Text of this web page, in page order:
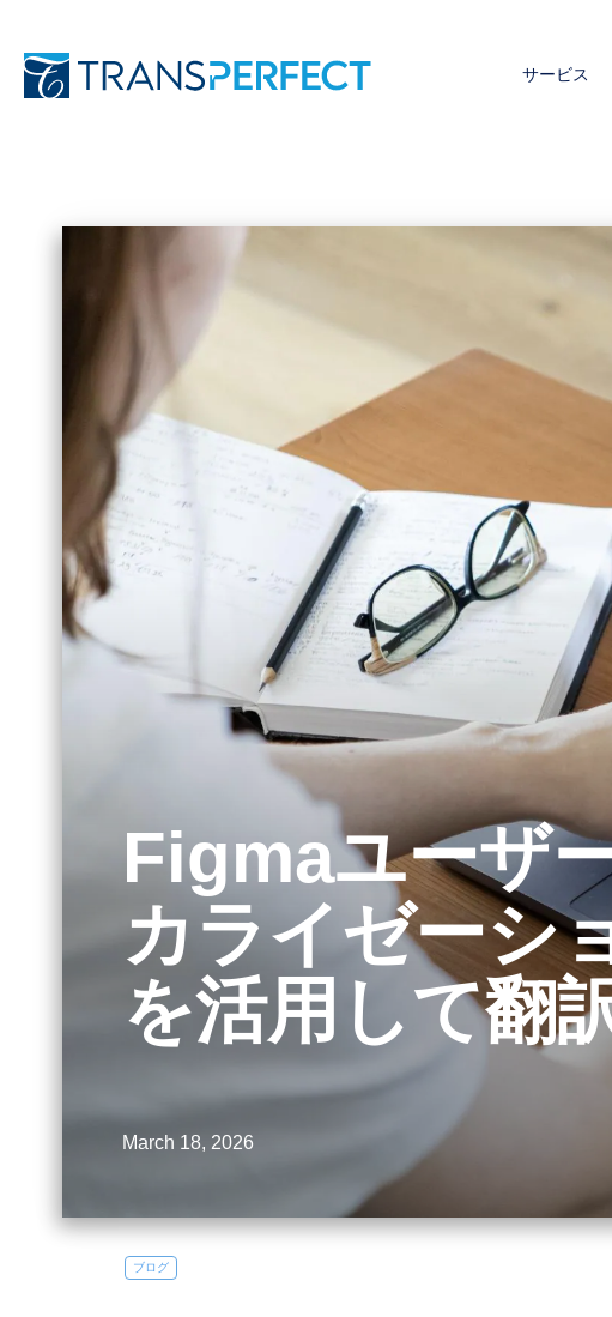
サービス
Figmaユーザ
カライゼーシ
を活用して翻
March 18, 2026
ブログ